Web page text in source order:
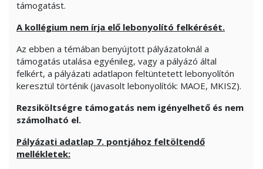
támogatást.
A kollégium nem írja elő lebonyolító felkérését.
Az ebben a témában benyújtott pályázatoknál a
támogatás utalása egyénileg, vagy a pályázó által
felkért, a pályázati adatlapon feltüntetett lebonyolítón
keresztül történik (javasolt lebonyolítók: MAOE, MKISZ).
Rezsiköltségre támogatás nem igényelhető és nem
számolható el.
Pályázati adatlap 7. pontjához feltöltendő
mellékletek: